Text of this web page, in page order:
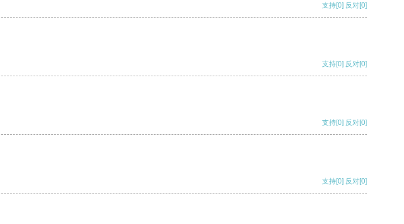
支持[0] 反对[0]
支持[0] 反对[0]
支持[0] 反对[0]
支持[0] 反对[0]